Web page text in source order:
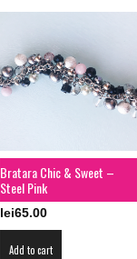
Bratara Chic & Sweet –
Steel Pink
lei65.00
Add to cart